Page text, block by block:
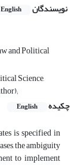
نویسندگان English
and Political
Science,
چکیده
English
is specified in
the ambiguity
to implement